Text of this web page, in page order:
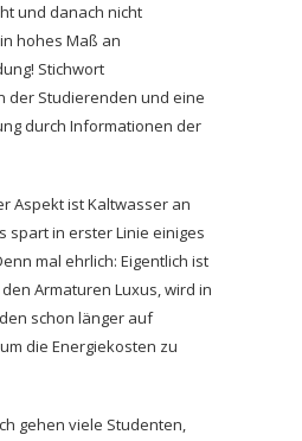
und danach nicht
hohes Maß an
Stichwort
der Studierenden und eine
durch Informationen der
Aspekt ist Kaltwasser an
spart in erster Linie einiges
mal ehrlich: Eigentlich ist
Armaturen Luxus, wird in
schon länger auf
die Energiekosten zu
gehen viele Studenten,